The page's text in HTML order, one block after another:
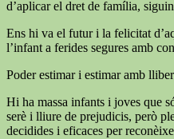
d’aplicar el dret de família,
Ens hi va el futur i la felicitat
l’infant a ferides segures amb
Poder estimar i estimar amb
Hi ha massa infants i joves que
serè i lliure de prejudicis, però
decidides i eficaces per